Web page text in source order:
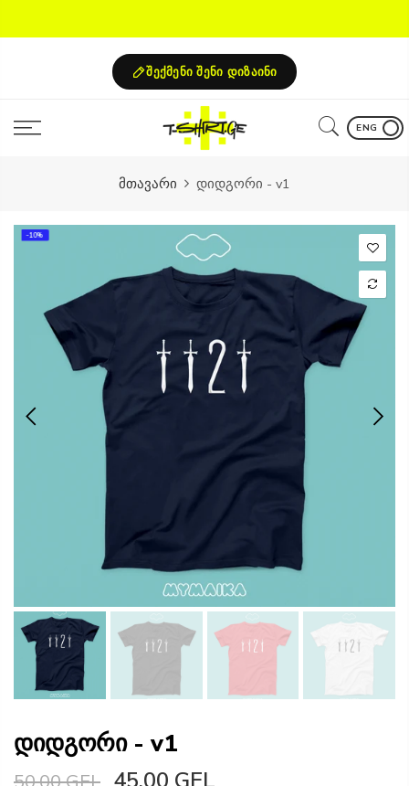
შექმენი შენი დიზაინი
ENG
მთავარი დიდგორი - v1
-10%
დიდგორი - v1